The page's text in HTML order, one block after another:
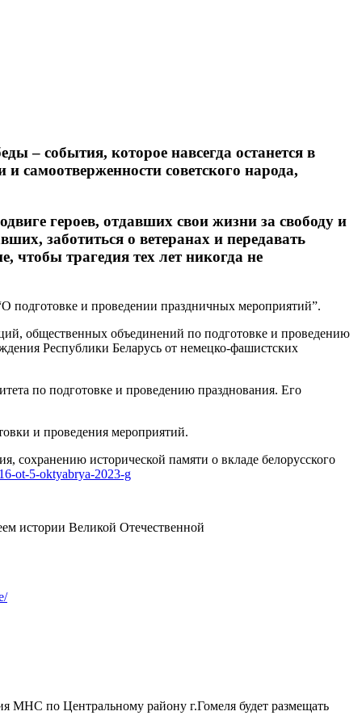
– события, которое навсегда останется в
самоотверженности советского народа,
героев, отдавших свои жизни за свободу и
заботиться о ветеранах и передавать
чтобы трагедия тех лет никогда не
подготовке и проведении праздничных мероприятий”.
общественных объединений по подготовке и проведению
Республики Беларусь от немецко-фашистских
по подготовке и проведению празднования. Его
и проведения мероприятий.
сохранению исторической памяти о вкладе белорусского
ot-5-oktyabrya-2023-g
истории Великой Отечественной
МНС по Центральному району г.Гомеля будет размещать